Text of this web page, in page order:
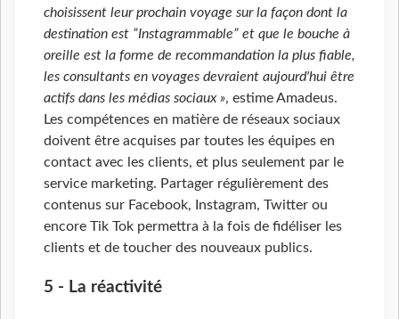
choisissent leur prochain voyage sur la façon dont la
destination est ”Instagrammable” et que le bouche à
oreille est la forme de recommandation la plus fiable,
les consultants en voyages devraient aujourd'hui être
actifs dans les médias sociaux », estime Amadeus.
Les compétences en matière de réseaux sociaux
doivent être acquises par toutes les équipes en
contact avec les clients, et plus seulement par le
service marketing. Partager régulièrement des
contenus sur Facebook, Instagram, Twitter ou
encore Tik Tok permettra à la fois de fidéliser les
clients et de toucher des nouveaux publics.
5 - La réactivité